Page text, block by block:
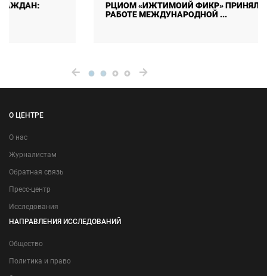
РЦИОМ «ИЖТИМОИЙ ФИКР» ПРИНЯЛ УЧАСТИЕ В
РАБОТЕ МЕЖДУНАРОДНОЙ ...
О ЦЕНТРЕ
О нас
Журналистам
Обратная связь
Пресс-центр
Исследования
НАПРАВЛЕНИЯ ИССЛЕДОВАНИЙ
Общество
Политика и право